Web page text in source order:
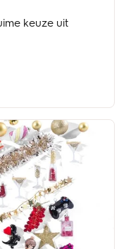
keuze uit